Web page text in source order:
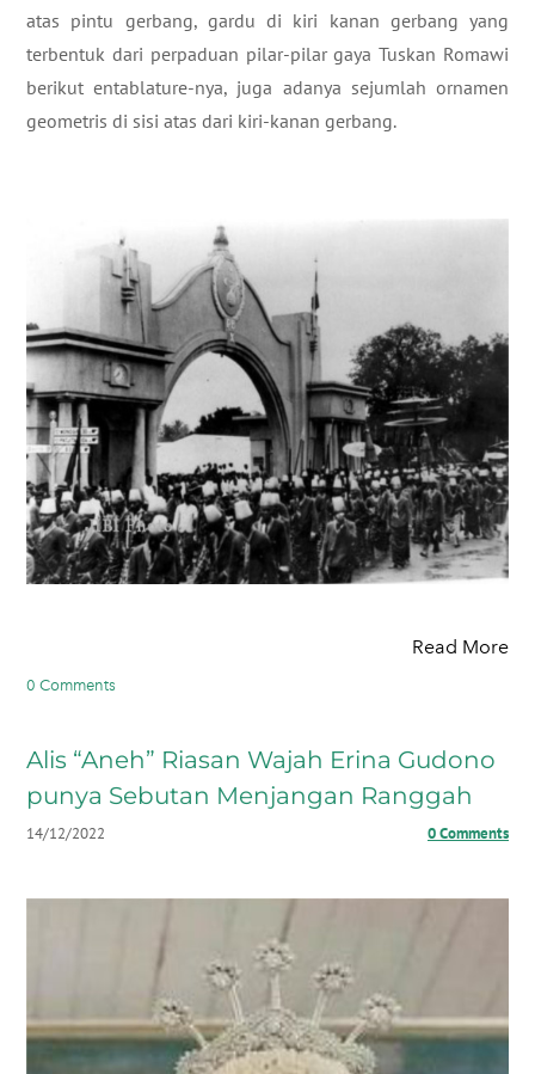
atas pintu gerbang, gardu di kiri kanan gerbang yang
terbentuk dari perpaduan pilar-pilar gaya Tuskan Romawi
berikutentablature-nya, juga adanya sejumlah ornamen
geometris di sisi atas dari kiri-kanan gerbang.
Read More
0 Comments
Alis “Aneh” Riasan Wajah Erina Gudono
punya Sebutan Menjangan Ranggah
14/12/2022 0 Comments